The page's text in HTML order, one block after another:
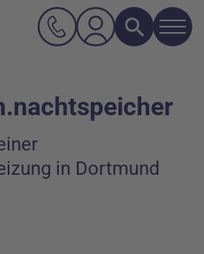
Suche
in Dortmund